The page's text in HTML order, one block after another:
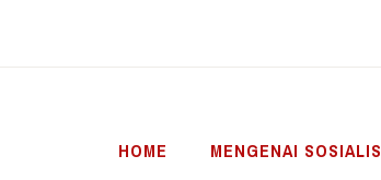
HOME MENGENAI SOSIALIS